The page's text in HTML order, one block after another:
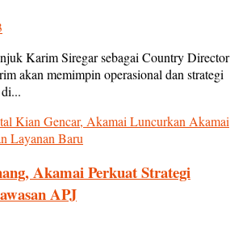
Karim Siregar sebagai Country Director
akan memimpin operasional dan strategi
Akamai Perkuat Strategi
APJ